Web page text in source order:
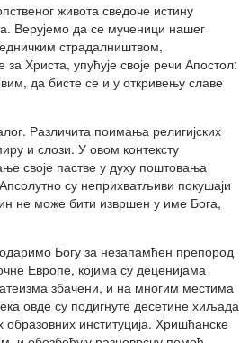
живота сведоче истину
Верујемо да се мученици нашег
страдалништвом,
Христа, упућује своје речи Апостол:
да бисте се и у откривењу славе
Различита поимања религијских
и слози. У овом контексту
своје пастве у духу поштовања
су неприхватљиви покушаји
не може бити извршен у име Бога,
Богу за незапамћен препород
Европе, којима су деценијама
збачени, и на многим местима
овде су подигнуте десетине хиљада
институција. Хришћанске